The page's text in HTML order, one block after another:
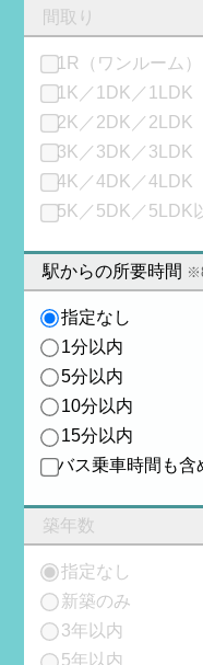
間取り
1R（ワンルーム）
1K／1DK／1LDK
2K／2DK／2LDK
3K／3DK／3LDK
4K／4DK／4LDK
5K／5DK／5LDK
駅からの所要時間
指定なし
1分以内
5分以内
10分以内
15分以内
バス乗車時間も含
築年数
指定なし
新築のみ
3年以内
5年以内